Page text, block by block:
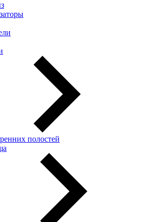
полостей